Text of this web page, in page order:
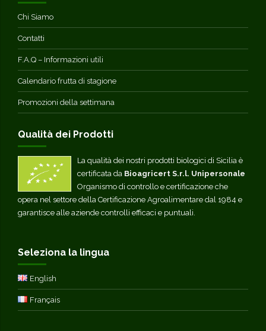
Chi Siamo
Contatti
F.A.Q – Informazioni utili
Calendario frutta di stagione
Promozioni della settimana
Qualità dei Prodotti
La qualità dei nostri prodotti biologici di Sicilia è
certificata da Bioagricert S.r.l. Unipersonale
Organismo di controllo e certificazione che
opera nel settore della Certificazione Agroalimentare dal 1984 e
garantisce alle aziende controlli efficaci e puntuali.
Seleziona la lingua
English
Français